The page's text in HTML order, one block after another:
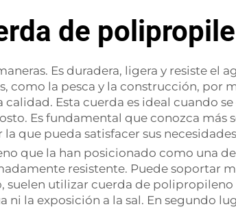
de
Es duradera, ligera y resiste el
la pesca y la construcción, por
Esta cuerda es ideal cuando
Es fundamental que conozca más
que pueda satisfacer sus
que la han posicionado como una
resistente. Puede soportar
utilizar cuerda de polipropileno
la exposición a la sal. En segundo